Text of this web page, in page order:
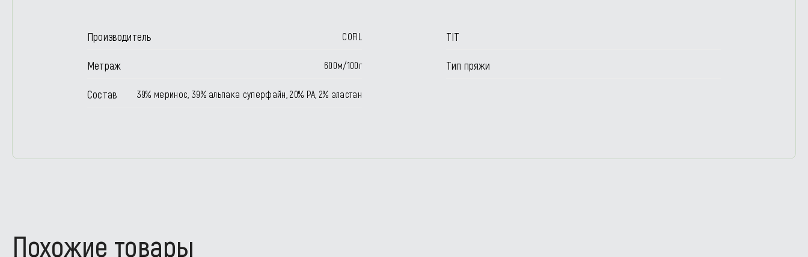
Производитель COFIL TIT
Метраж 600м/100г Тип пряжи
Состав 39% меринос, 39% альпака суперфайн, 20% РА, 2% эластан
Похожие товары